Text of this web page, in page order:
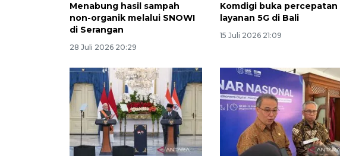
Menabung hasil sampah
non-organik melalui SNOWI
di Serangan
28 Juli 2026 20:29
Komdigi buka percepatan
layanan 5G di Bali
15 Juli 2026 21:09